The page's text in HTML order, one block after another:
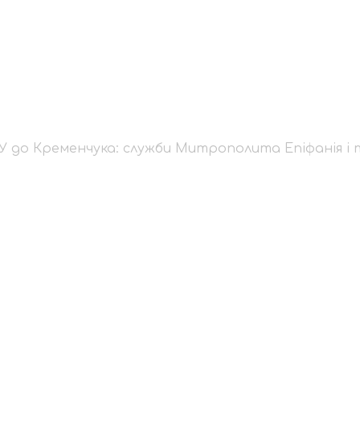
ПЦУ до
і тимчасові
до Кременчука: служби Митрополита Епіфанія і